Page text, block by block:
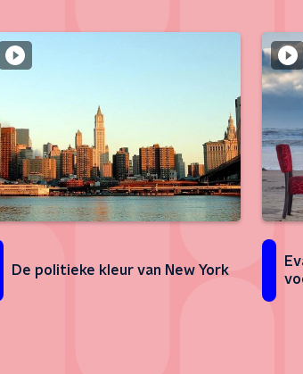
De politieke kleur van New York